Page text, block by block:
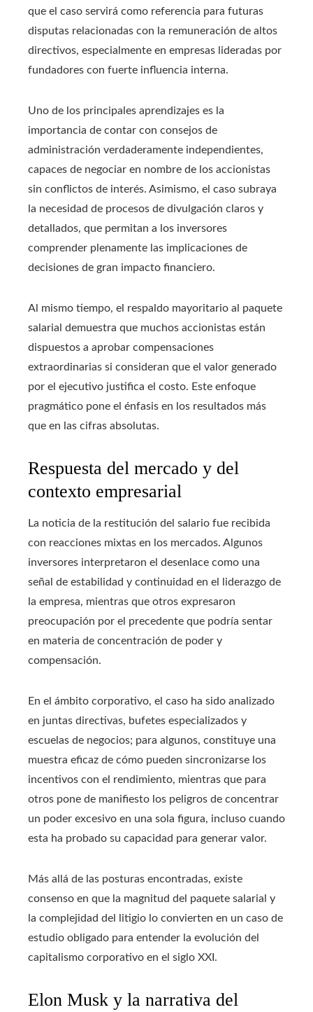
que el caso servirá como referencia para futuras
disputas relacionadas con la remuneración de altos
directivos, especialmente en empresas lideradas por
fundadores con fuerte influencia interna.
Uno de los principales aprendizajes es la
importancia de contar con consejos de
administración verdaderamente independientes,
capaces de negociar en nombre de los accionistas
sin conflictos de interés. Asimismo, el caso subraya
la necesidad de procesos de divulgación claros y
detallados, que permitan a los inversores
comprender plenamente las implicaciones de
decisiones de gran impacto financiero.
Al mismo tiempo, el respaldo mayoritario al paquete
salarial demuestra que muchos accionistas están
dispuestos a aprobar compensaciones
extraordinarias si consideran que el valor generado
por el ejecutivo justifica el costo. Este enfoque
pragmático pone el énfasis en los resultados más
que en las cifras absolutas.
Respuesta del mercado y del
contexto empresarial
La noticia de la restitución del salario fue recibida
con reacciones mixtas en los mercados. Algunos
inversores interpretaron el desenlace como una
señal de estabilidad y continuidad en el liderazgo de
la empresa, mientras que otros expresaron
preocupación por el precedente que podría sentar
en materia de concentración de poder y
compensación.
En el ámbito corporativo, el caso ha sido analizado
en juntas directivas, bufetes especializados y
escuelas de negocios; para algunos, constituye una
muestra eficaz de cómo pueden sincronizarse los
incentivos con el rendimiento, mientras que para
otros pone de manifiesto los peligros de concentrar
un poder excesivo en una sola figura, incluso cuando
esta ha probado su capacidad para generar valor.
Más allá de las posturas encontradas, existe
consenso en que la magnitud del paquete salarial y
la complejidad del litigio lo convierten en un caso de
estudio obligado para entender la evolución del
capitalismo corporativo en el siglo XXI.
Elon Musk y la narrativa del